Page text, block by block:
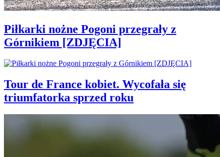
Piłkarki nożne Pogoni przegrały z
Górnikiem [ZDJĘCIA]
Tour de France kobiet. Wycofała się
triumfatorka sprzed roku